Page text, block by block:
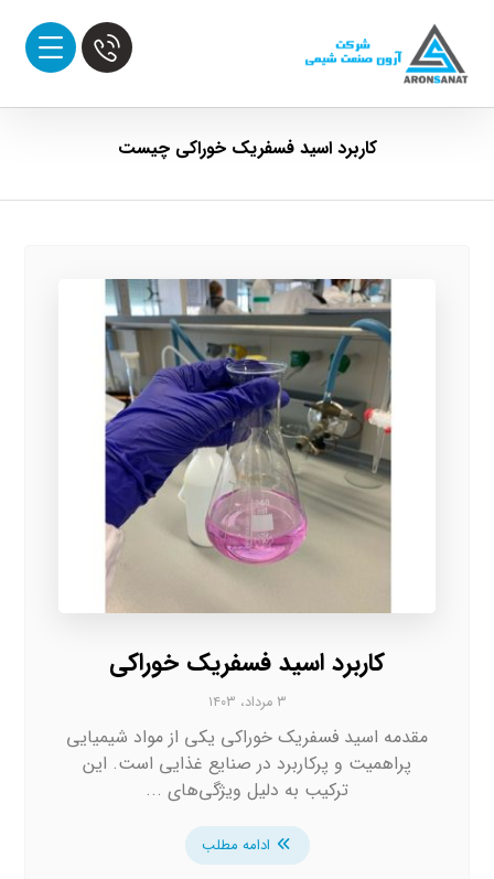
کاربرد اسید فسفریک خوراکی چیست
کاربرد اسید فسفریک خوراکی
۳ مرداد، ۱۴۰۳
مقدمه اسید فسفریک خوراکی یکی از مواد شیمیایی
پراهمیت و پرکاربرد در صنایع غذایی است. این
ترکیب به دلیل ویژگی‌های ...
ادامه مطلب